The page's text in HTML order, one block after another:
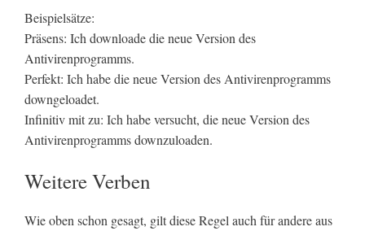
Beispielsätze:
Präsens: Ich downloade die neue Version des
Antivirenprogramms.
Perfekt: Ich habe die neue Version des Antivirenprogramms
downgeloadet.
Infinitiv mit zu: Ich habe versucht, die neue Version des
Antivirenprogramms downzuloaden.
Weitere Verben
Wie oben schon gesagt, gilt diese Regel auch für andere aus